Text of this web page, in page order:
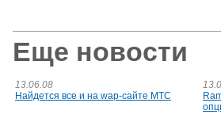
Еще новости
13.06.08
Найдется все и на wap-сайте МТС